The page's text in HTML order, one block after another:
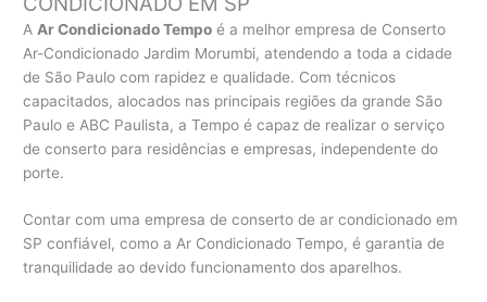
A Ar Condicionado Tempo é a melhor empresa de Conserto
Ar-Condicionado Jardim Morumbi, atendendo a toda a cidade
de São Paulo com rapidez e qualidade. Com técnicos
capacitados, alocados nas principais regiões da grande São
Paulo e ABC Paulista, a Tempo é capaz de realizar o serviço
de conserto para residências e empresas, independente do
porte.
Contar com uma empresa de conserto de ar condicionado em
SP confiável, como a Ar Condicionado Tempo, é garantia de
tranquilidade ao devido funcionamento dos aparelhos.